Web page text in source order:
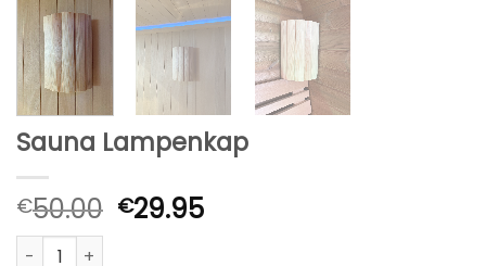
Sauna Lampenkap
€50.00 Oorspronkelijke
€29.95Huidige
Sauna Lampenkap aantal